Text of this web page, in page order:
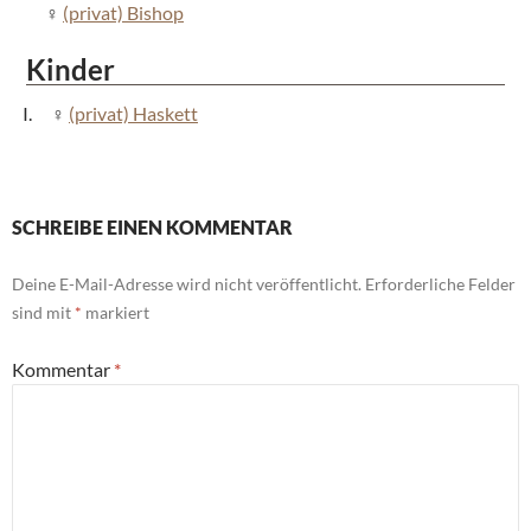
(privat) Bishop
Kinder
(privat) Haskett
SCHREIBE EINEN KOMMENTAR
Deine E-Mail-Adresse wird nicht veröffentlicht. Erforderliche Felder
sind mit * markiert
Kommentar *